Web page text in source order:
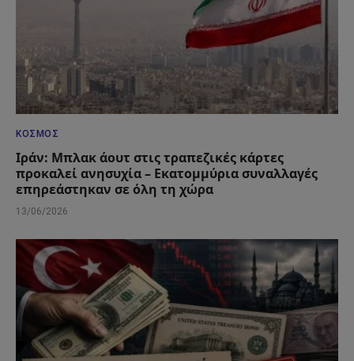
ΚΌΣΜΟΣ
Ιράν: Μπλακ άουτ στις τραπεζικές κάρτες
προκαλεί ανησυχία – Εκατομμύρια συναλλαγές
επηρεάστηκαν σε όλη τη χώρα
13/06/2026